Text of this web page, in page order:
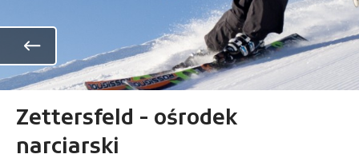
Zettersfeld - ośrodek
narciarski